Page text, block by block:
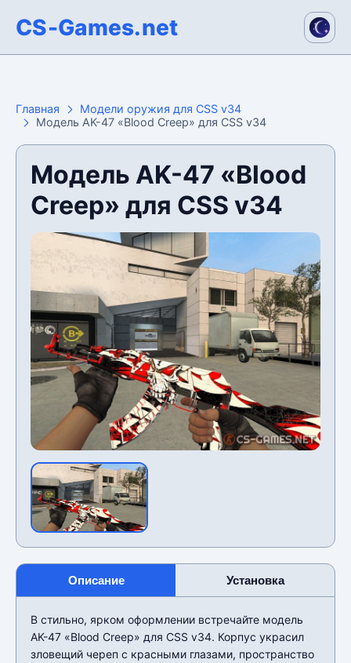
CS-Games.net
Главная
Модели оружия для CSS v34
Модель AK-47 «Blood Creep» для CSS v34
Модель AK-47 «Blood
Creep» для CSS v34
Описание Установка
В стильно, ярком оформлении встречайте модель
AK-47 «Blood Creep» для CSS v34. Корпус украсил
зловещий череп с красными глазами, пространство